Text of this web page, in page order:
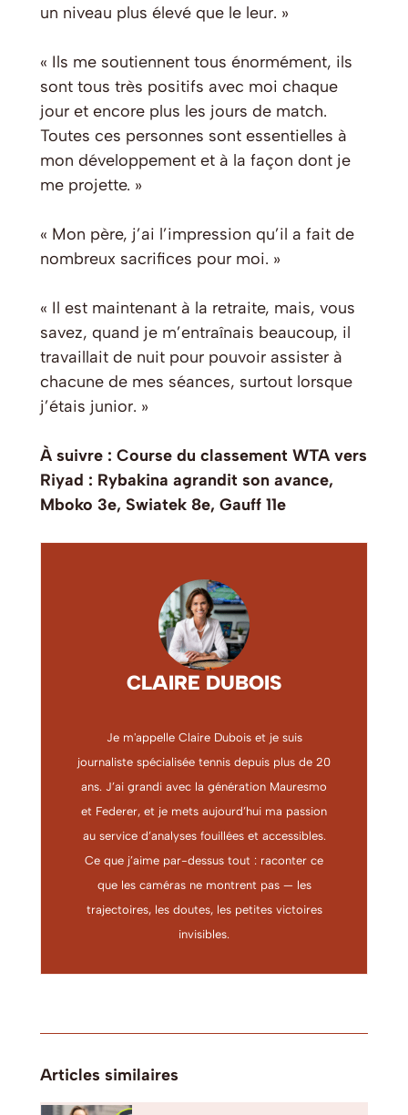
un niveau plus élevé que le leur. »
« Ils me soutiennent tous énormément, ils
sont tous très positifs avec moi chaque
jour et encore plus les jours de match.
Toutes ces personnes sont essentielles à
mon développement et à la façon dont je
me projette. »
« Mon père, j’ai l’impression qu’il a fait de
nombreux sacrifices pour moi. »
« Il est maintenant à la retraite, mais, vous
savez, quand je m’entraînais beaucoup, il
travaillait de nuit pour pouvoir assister à
chacune de mes séances, surtout lorsque
j’étais junior. »
À suivre : Course du classement WTA vers
Riyad : Rybakina agrandit son avance,
Mboko 3e, Swiatek 8e, Gauff 11e
CLAIRE DUBOIS
Je m'appelle Claire Dubois et je suis
journaliste spécialisée tennis depuis plus de 20
ans. J’ai grandi avec la génération Mauresmo
et Federer, et je mets aujourd’hui ma passion
au service d’analyses fouillées et accessibles.
Ce que j’aime par-dessus tout : raconter ce
que les caméras ne montrent pas — les
trajectoires, les doutes, les petites victoires
invisibles.
Articles similaires